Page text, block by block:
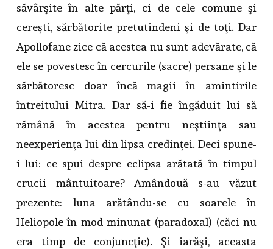
săvârşite în alte părţi, ci de cele comune şi
cereşti, sărbătorite pretutindeni şi de toţi. Dar
Apollofane zice că acestea nu sunt adevărate, că
ele se povestesc în cercurile (sacre) persane şi le
sărbătoresc doar încă magii în amintirile
întreitului Mitra. Dar să-i fie îngăduit lui să
rămână în acestea pentru neştiinţa sau
neexperienţa lui din lipsa credinţei. Deci spune-
i lui: ce spui despre eclipsa arătată în timpul
crucii mântuitoare? Amândouă s-au văzut
prezente: luna arătându-se cu soarele în
Heliopole în mod minunat (paradoxal) (căci nu
era timp de conjuncţie). Şi iarăşi, aceasta